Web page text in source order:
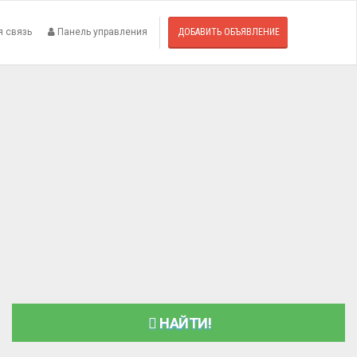
связь Панель управления ДОБАВИТЬ ОБЪЯВЛЕНИЕ
НАЙТИ!